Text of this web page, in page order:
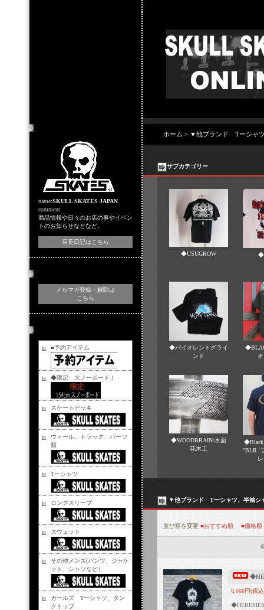
name:SKULL SKATES JAPAN
comment:
商品情報や日々のお店の事やイベン
トのお知らせなどなど。
店長日記はこちら
メルマガ登録・解除は
こちら
■予約アイテム
◆限定 スノーボード！
スケートデッキ
ウィール、トラック、パーツ
類
Tーシャツ
ロングスリーブ
スウェット
その他メンズ(パンツ、ジャケ
ット、シャツなど）
ガールズ Tーシャツ、タン
クトップ
ホーム > ▼他ブランド Tーシャ
サブカテゴリー
◆USUGROW
◆バイオレントグライ
ンド
◆WOODBRAIN/水面
花木工
◆Black
"BLR `
▼他ブランド Tーシャツ、半袖シ
並び順を変更■おすすめ順 ■価格順
6,000円(税